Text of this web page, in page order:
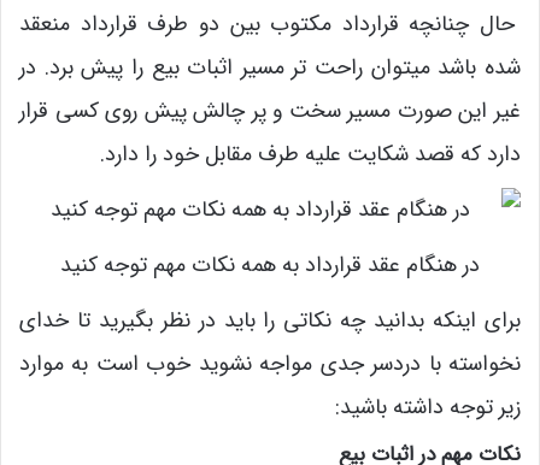
حال چنانچه قرارداد مکتوب بین دو طرف قرارداد منعقد
شده باشد میتوان راحت تر مسیر اثبات بیع را پیش برد. در
غیر این صورت مسیر سخت و پر چالش پیش روی کسی قرار
دارد که قصد شکایت علیه طرف مقابل خود را دارد.
در هنگام عقد قرارداد به همه نکات مهم توجه کنید
برای اینکه بدانید چه نکاتی را باید در نظر بگیرید تا خدای
نخواسته با دردسر جدی مواجه نشوید خوب است به موارد
زیر توجه داشته باشید:
نکات مهم در اثبات بیع